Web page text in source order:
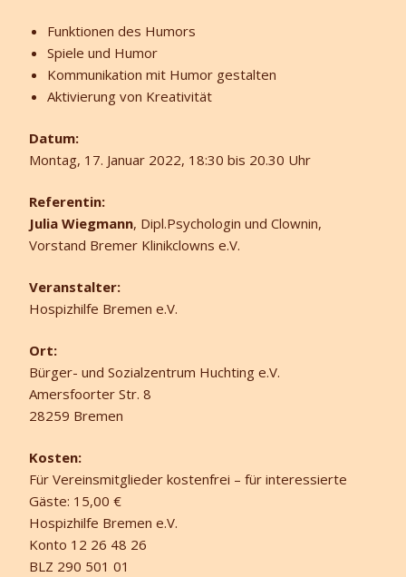
Funktionen des Humors
Spiele und Humor
Kommunikation mit Humor gestalten
Aktivierung von Kreativität
Datum:
Montag, 17. Januar 2022, 18:30 bis 20.30 Uhr
Referentin:
Julia Wiegmann, Dipl.Psychologin und Clownin,
Vorstand Bremer Klinikclowns e.V.
Veranstalter:
Hospizhilfe Bremen e.V.
Ort:
Bürger- und Sozialzentrum Huchting e.V.
Amersfoorter Str. 8
28259 Bremen
Kosten:
Für Vereinsmitglieder kostenfrei – für interessierte
Gäste: 15,00 €
Hospizhilfe Bremen e.V.
Konto 12 26 48 26
BLZ 290 501 01